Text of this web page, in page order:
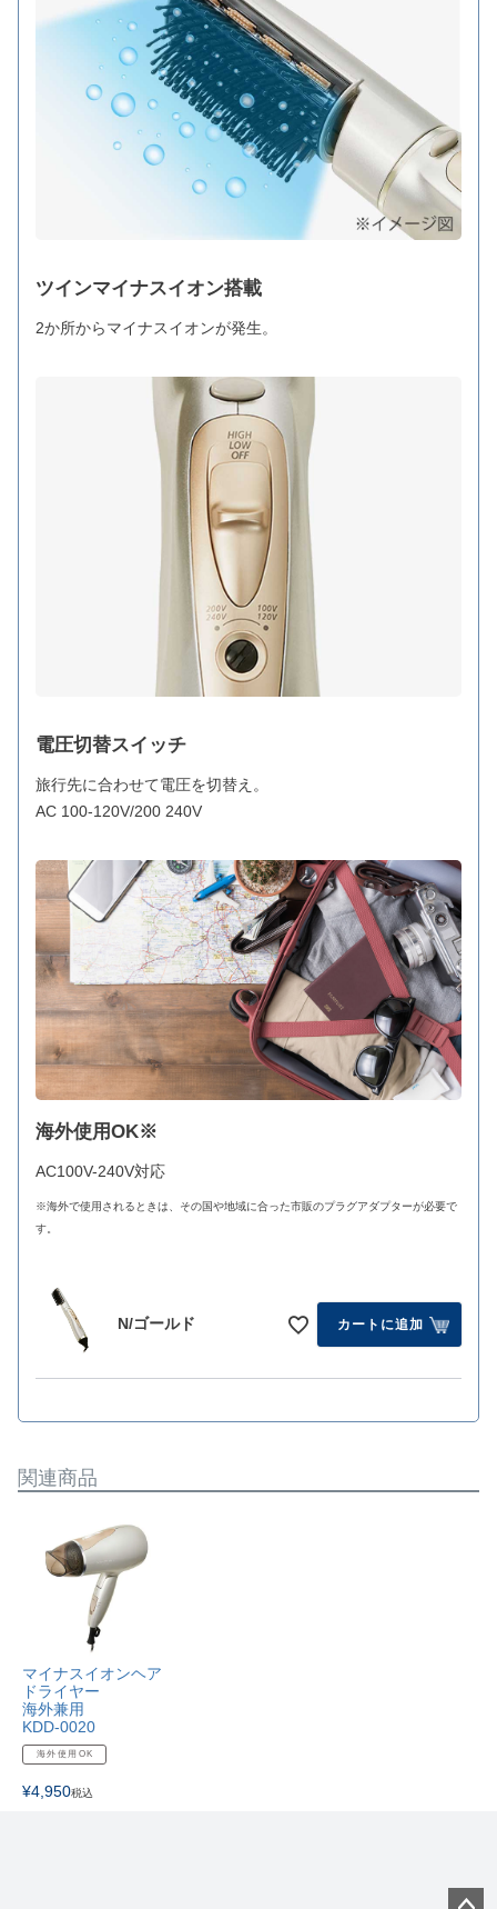
ツインマイナスイオン搭載
2か所からマイナスイオンが発生。
電圧切替スイッチ
旅行先に合わせて電圧を切替え。
AC 100-120V/200 240V
海外使用OK※
AC100V-240V対応
※海外で使用されるときは、その国や地域に合った市販のプラグアダプターが必要で
す。
N/ゴールド カートに追加
関連商品
マイナスイオンヘア
ドライヤー
海外兼用
KDD-0020
海外使用OK
¥4,950税込